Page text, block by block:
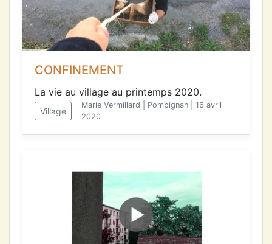
CONFINEMENT
La vie au village au printemps 2020.
Village
Marie Vermillard | Pompignan | 16 avril
2020